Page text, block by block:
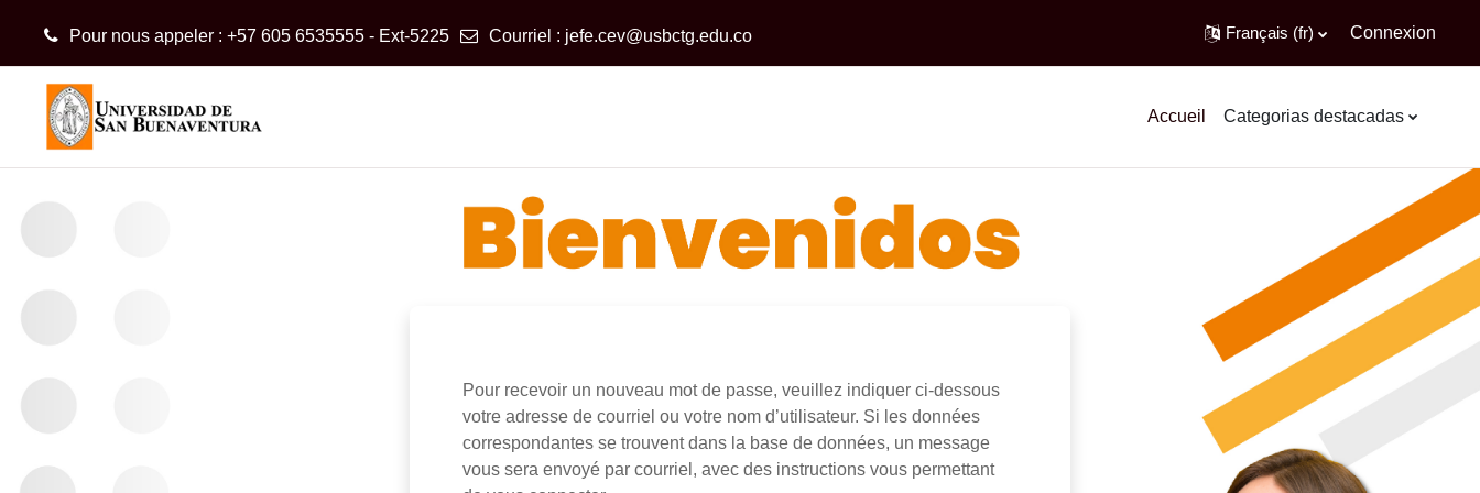
Pour nous appeler : +57 605 6535555 - Ext-5225 Courriel : jefe.cev@usbctg.edu.co Français ‎(fr)‎ Connexion
Accueil Categorias destacadas
Pour recevoir un nouveau mot de passe, veuillez indiquer ci-dessous
votre adresse de courriel ou votre nom d’utilisateur. Si les données
correspondantes se trouvent dans la base de données, un message
vous sera envoyé par courriel, avec des instructions vous permettant